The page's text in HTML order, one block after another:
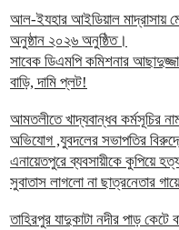
আল-ইযহার আইডিয়াল মাদ্রাসায়
অনুষ্ঠান ২০২৬ অনুষ্ঠিত।
সাবেক ডিএমপি কমিশনার
বাড়ি, দামি প্লট!
আমতলীতে খাদ্যবান্ধব কর্মসূচির
অভিযোগ ,যুবদলের সভাপতির
এনায়েতপুরে ব্যবসায়ীকে কুপিয়ে
সুবাতাস লাগলো না ছাত্রনেতার গায়ে
তাহিরপুর যাদুকাটা নদীর পাড়